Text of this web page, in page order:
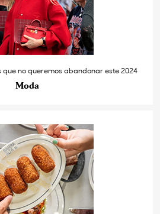
que no queremos abandonar este 2024
Moda